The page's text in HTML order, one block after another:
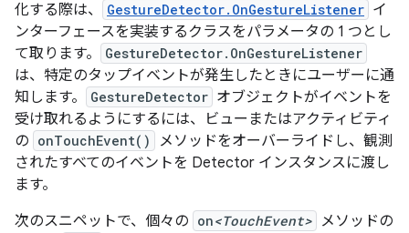
化する際は、
GestureDetector.OnGestureListener イ
ンターフェースを実装するクラスをパラメータの 1 つとし
て取ります。
GestureDetector.OnGestureListener
は、特定のタップイベントが発生したときにユーザーに通
知します。
GestureDetector オブジェクトがイベントを
受け取れるようにするには、ビューまたはアクティビティ
の onTouchEvent()
メソッドをオーバーライドし、観測
されたすべてのイベントを Detector インスタンスに渡し
ます。
次のスニペットで、個々の on<TouchEvent> メソッドの